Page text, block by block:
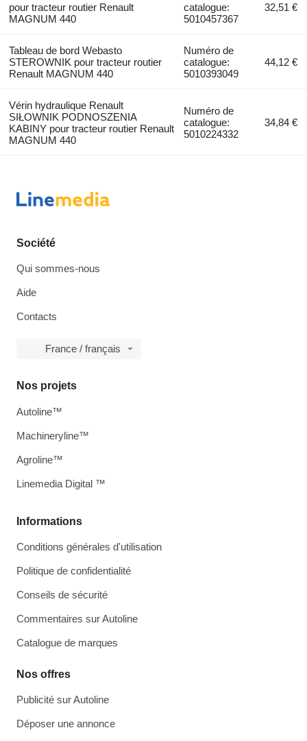
pour tracteur routier Renault
MAGNUM 440
catalogue:
5010457367
32,51 €
Tableau de bord Webasto
STEROWNIK pour tracteur routier
Renault MAGNUM 440
Numéro de
catalogue:
5010393049
44,12 €
Vérin hydraulique Renault
SIŁOWNIK PODNOSZENIA
KABINY pour tracteur routier Renault
MAGNUM 440
Numéro de
catalogue:
5010224332
34,84 €
Société
Qui sommes-nous
Aide
Contacts
France / français
Informations
Conditions générales d'utilisation
Politique de confidentialité
Conseils de sécurité
Commentaires sur Autoline
Catalogue de marques
Nos offres
Publicité sur Autoline
Déposer une annonce
Nos projets
Autoline™
Machineryline™
Agroline™
Linemedia Digital ™